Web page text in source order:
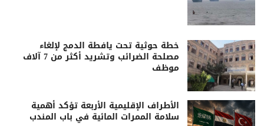
خطة حوثية تحت يافطة الدمج لإلغاء
مصلحة الضرائب وتشريد أكثر من 7 آلاف
موظف
الأطراف الإقليمية الأربعة تؤكد أهمية
سلامة الممرات المائية في باب المندب